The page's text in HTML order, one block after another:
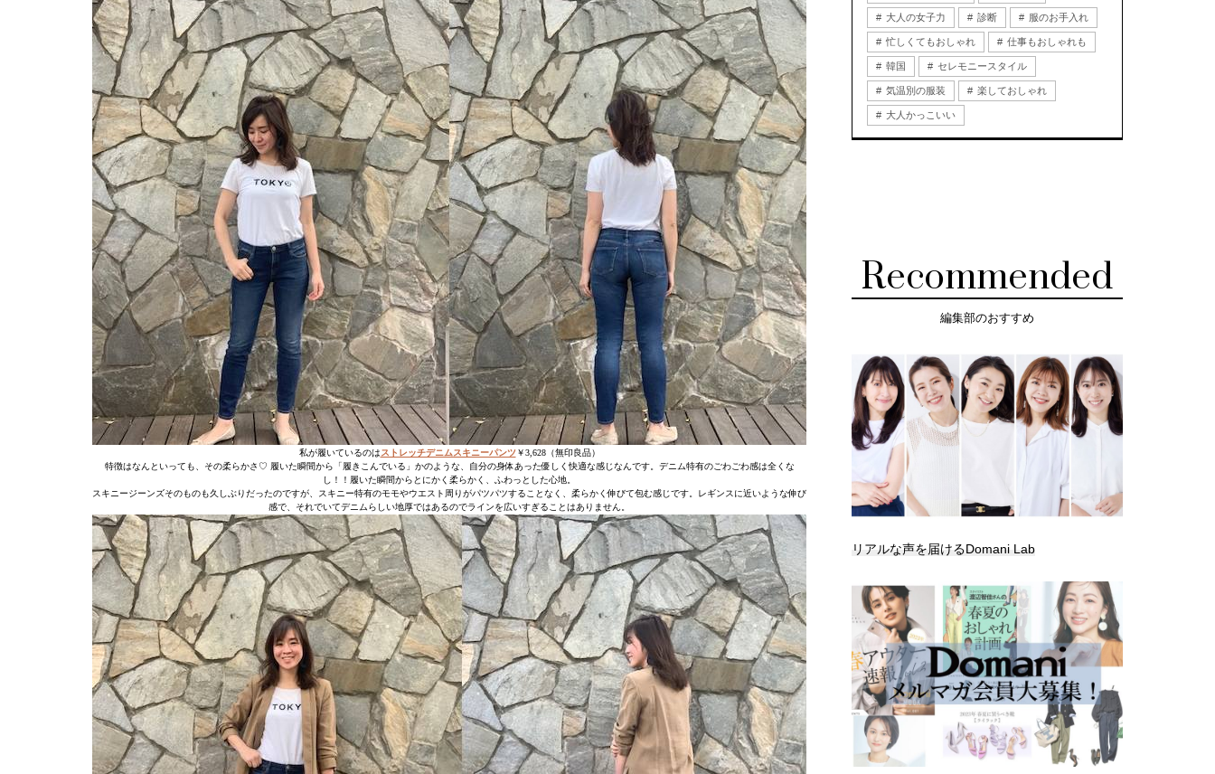
私が履いているのはストレッチデニムスキニーパンツ￥3,628（無印良品）
特徴はなんといっても、その柔らかさ♡ 履いた瞬間から「履きこんでいる」かのような、自分の身体あった優しく快適な感じなんです。デニム特有のごわごわ感は全くな
し！！履いた瞬間からとにかく柔らかく、ふわっとした心地。
スキニージーンズそのものも久しぶりだったのですが、スキニー特有のモモやウエスト周りがパツパツすることなく、柔らかく伸びて包む感じです。レギンスに近いような伸び
感で、それでいてデニムらしい地厚ではあるのでラインを広いすぎることはありません。
大人の女子力 診断 服のお手入れ
忙しくてもおしゃれ 仕事もおしゃれも
韓国 セレモニースタイル
気温別の服装 楽しておしゃれ
大人かっこいい
Recommended
編集部のおすすめ
リアルな声を届けるDomani Lab